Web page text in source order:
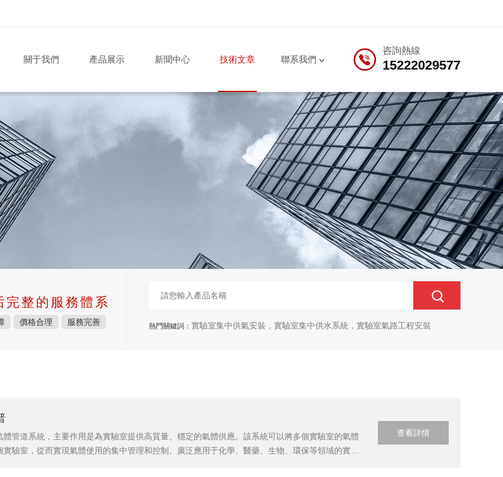
咨詢熱線
15222029577
關于我們 產品展示 新聞中心 技術文章 聯系我們
完整的服務體系
價格合理 服務完善 熱門關鍵詞： 實驗室集中供氣安裝，實驗室集中供水系統，實驗室氣路工程安裝
管道系統，主要作用是為實驗室提供高質量、穩定的氣體供應。該系統可以將多個實驗室的氣體
驗室，從而實現氣體使用的集中管理和控制。廣泛應用于化學、醫藥、生物、環保等領域的實驗
查看詳情